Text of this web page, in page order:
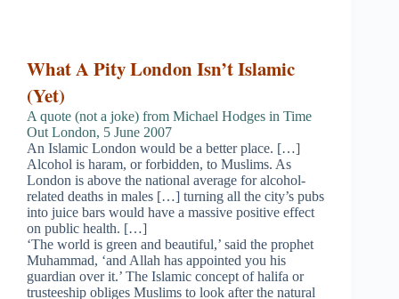
What A Pity London Isn’t Islamic
(Yet)
A quote (not a joke) from Michael Hodges in Time
Out London, 5 June 2007
An Islamic London would be a better place. […]
Alcohol is haram, or forbidden, to Muslims. As
London is above the national average for alcohol-
related deaths in males […] turning all the city’s pubs
into juice bars would have a massive positive effect
on public health. […]
‘The world is green and beautiful,’ said the prophet
Muhammad, ‘and Allah has appointed you his
guardian over it.’ The Islamic concept of halifa or
trusteeship obliges Muslims to look after the natural